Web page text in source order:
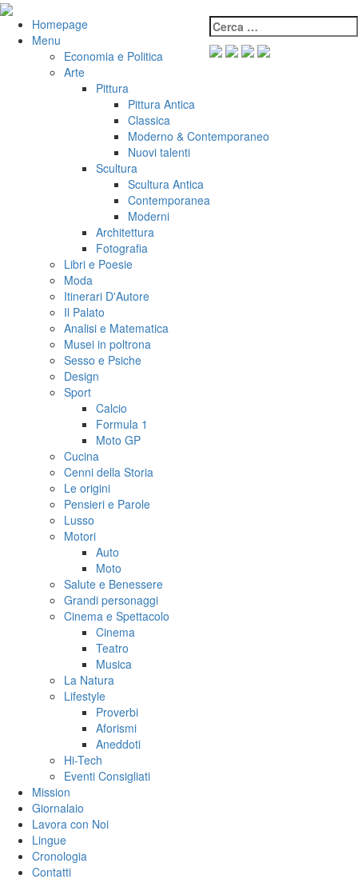
Salta
contenuto
VeniVidiVici Cerca:
Homepage
Menu
Economia e Politica
Arte
Pittura
Pittura Antica
Classica
Moderno & Contemporaneo
Nuovi talenti
Scultura
Scultura Antica
Contemporanea
Moderni
Architettura
Fotografia
Libri e Poesie
Moda
Itinerari D'Autore
Il Palato
Analisi e Matematica
Musei in poltrona
Sesso e Psiche
Design
Sport
Calcio
Formula 1
Moto GP
Cucina
Cenni della Storia
Le origini
Pensieri e Parole
Lusso
Motori
Auto
Moto
Salute e Benessere
Grandi personaggi
Cinema e Spettacolo
Cinema
Teatro
Musica
La Natura
Lifestyle
Proverbi
Aforismi
Aneddoti
Hi-Tech
Eventi Consigliati
Mission
Giornalaio
Lavora con Noi
Lingue
Cronologia
Contatti